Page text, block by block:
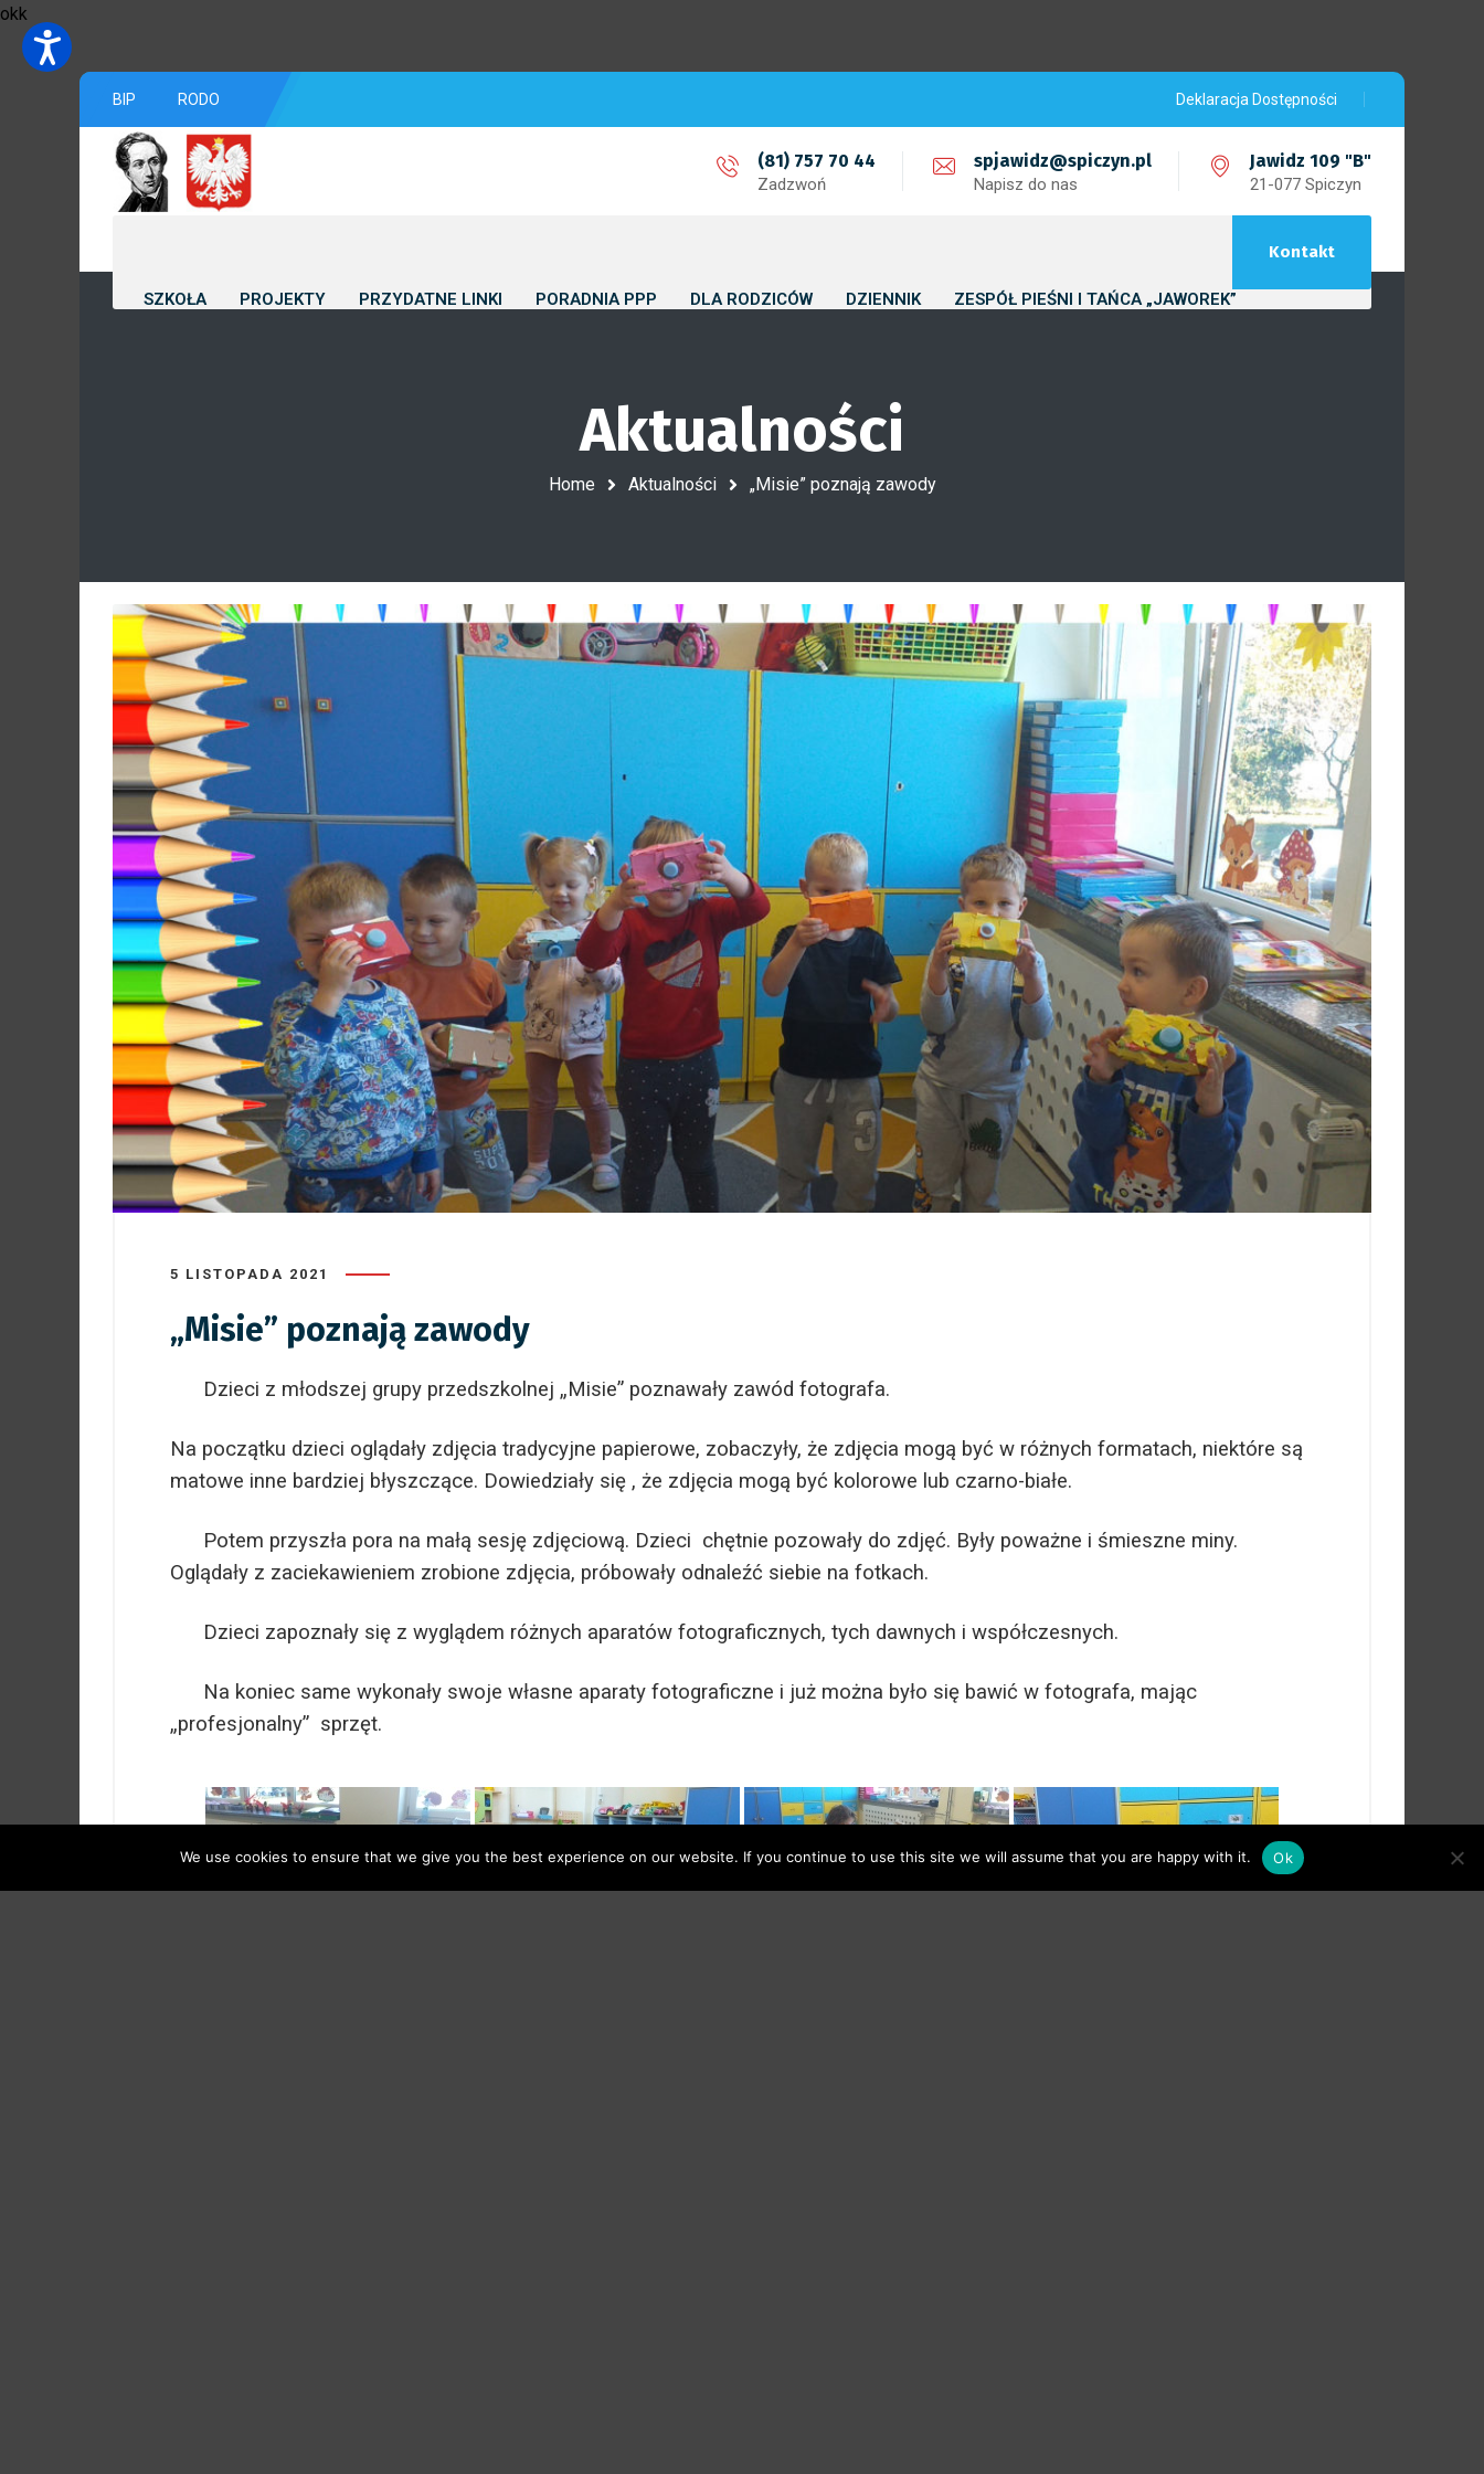
okk
BIP RODO Deklaracja Dostępności
(81) 757 70 44
Zadzwoń
spjawidz@spiczyn.pl
Napisz do nas
Jawidz 109 "B"
21-077 Spiczyn
Kontakt
SZKOŁA PROJEKTY PRZYDATNE LINKI PORADNIA PPP DLA RODZICÓW DZIENNIK ZESPÓŁ PIEŚNI I TAŃCA „JAWOREK”
Aktualności
Home Aktualności „Misie” poznają zawody
5 LISTOPADA 2021
„Misie” poznają zawody
Dzieci z młodszej grupy przedszkolnej „Misie” poznawały zawód fotografa.
Na początku dzieci oglądały zdjęcia tradycyjne papierowe, zobaczyły, że zdjęcia mogą być w różnych formatach, niektóre są
matowe inne bardziej błyszczące. Dowiedziały się , że zdjęcia mogą być kolorowe lub czarno-białe.
Potem przyszła pora na małą sesję zdjęciową. Dzieci chętnie pozowały do zdjęć. Były poważne i śmieszne miny.
Oglądały z zaciekawieniem zrobione zdjęcia, próbowały odnaleźć siebie na fotkach.
Dzieci zapoznały się z wyglądem różnych aparatów fotograficznych, tych dawnych i współczesnych.
Na koniec same wykonały swoje własne aparaty fotograficzne i już można było się bawić w fotografa, mając
„profesjonalny” sprzęt.
We use cookies to ensure that we give you the best experience on our website. If you continue to use this site we will assume that you are happy with it. Ok